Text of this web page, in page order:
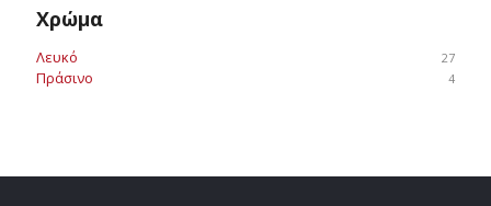
Χρώμα
Λευκό 27
Πράσινο 4